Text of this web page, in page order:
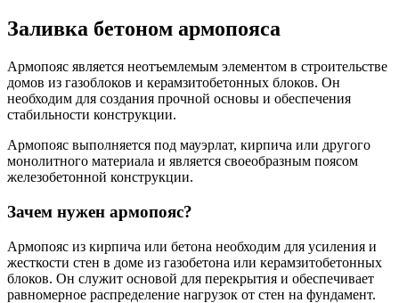
Заливка бетоном армопояса
Армопояс является неотъемлемым элементом в строительстве
домов из газоблоков и керамзитобетонных блоков. Он
необходим для создания прочной основы и обеспечения
стабильности конструкции.
Армопояс выполняется под мауэрлат, кирпича или другого
монолитного материала и является своеобразным поясом
железобетонной конструкции.
Зачем нужен армопояс?
Армопояс из кирпича или бетона необходим для усиления и
жесткости стен в доме из газобетона или керамзитобетонных
блоков. Он служит основой для перекрытия и обеспечивает
равномерное распределение нагрузок от стен на фундамент.